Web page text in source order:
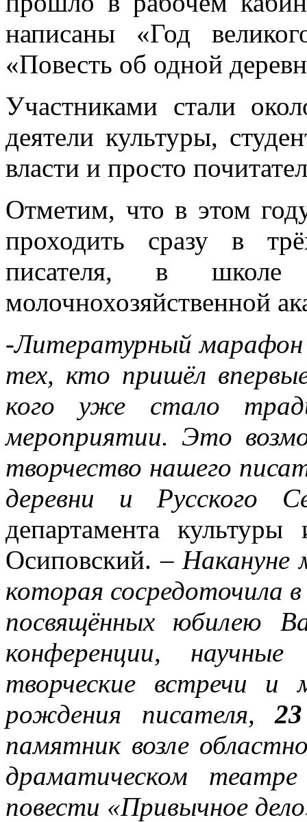
написаны «Год
«Повесть об одной
Участниками стали
деятели культуры,
власти и просто
Отметим, что в этом
проходить сразу в
писателя, в
молочнохозяйственной
-Литературный марафон
тех, кто пришёл
кого уже стало
мероприятии. Это
творчество нашего
деревни и Русского
департамента
Осиповский. –Накануне
которая сосредоточила
посвящённых юбилею
конференции,
творческие встречи и
рождения писателя,
памятник возле
драматическом
повести «Привычное